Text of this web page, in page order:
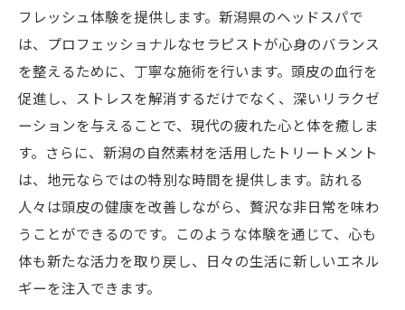
フレッシュ体験を提供します。新潟県のヘッドスパで
は、プロフェッショナルなセラピストが心身のバランス
を整えるために、丁寧な施術を行います。頭皮の血行を
促進し、ストレスを解消するだけでなく、深いリラクゼ
ーションを与えることで、現代の疲れた心と体を癒しま
す。さらに、新潟の自然素材を活用したトリートメント
は、地元ならではの特別な時間を提供します。訪れる
人々は頭皮の健康を改善しながら、贅沢な非日常を味わ
うことができるのです。このような体験を通じて、心も
体も新たな活力を取り戻し、日々の生活に新しいエネル
ギーを注入できます。